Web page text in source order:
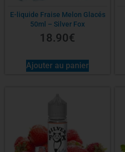
E-liquide Fraise Melon Glacés
50ml – Silver Fox
18.90€
Ajouter au panier